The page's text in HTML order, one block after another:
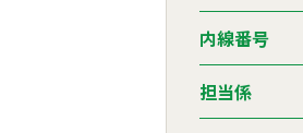
内線番号
担当係